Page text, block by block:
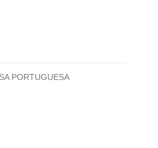
PORTUGUESA